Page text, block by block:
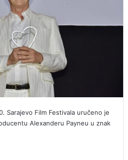
Sarajevo Film Festivala uručeno je
Alexanderu Payneu u znak